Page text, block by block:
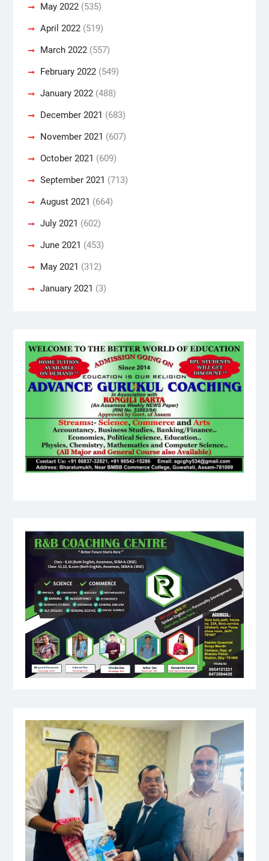
May 2022(535)
April 2022(519)
March 2022(557)
February 2022(549)
January 2022(488)
December 2021 (683)
November 2021 (607)
October 2021 (609)
September 2021 (713)
August 2021 (664)
July 2021 (602)
June 2021 (453)
May 2021 (312)
January 2021 (3)